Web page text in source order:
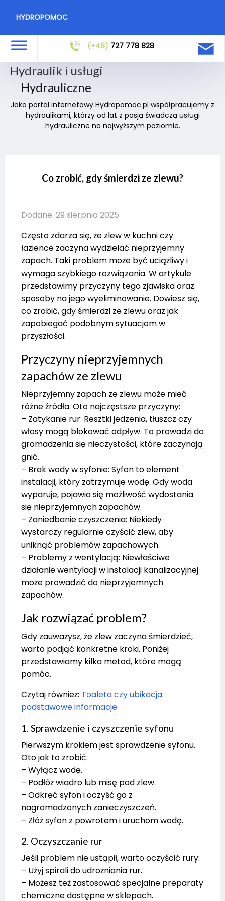
HYDROPOMOC
(+48) 727 778 828
Hydraulik i usługi
Hydrauliczne
Jako portal internetowy Hydropomoc.pl współpracujemy z
hydraulikami, którzy od lat z pasją świadczą usługi
hydrauliczne na najwyższym poziomie.
Co zrobić, gdy śmierdzi ze zlewu?
Dodane: 29 sierpnia 2025
Często zdarza się, że zlew w kuchni czy
łazience zaczyna wydzielać nieprzyjemny
zapach. Taki problem może być uciążliwy i
wymaga szybkiego rozwiązania. W artykule
przedstawimy przyczyny tego zjawiska oraz
sposoby na jego wyeliminowanie. Dowiesz się,
co zrobić, gdy śmierdzi ze zlewu oraz jak
zapobiegać podobnym sytuacjom w
przyszłości.
Przyczyny nieprzyjemnych
zapachów ze zlewu
Nieprzyjemny zapach ze zlewu może mieć
różne źródła. Oto najczęstsze przyczyny:
– Zatykanie rur: Resztki jedzenia, tłuszcz czy
włosy mogą blokować odpływ. To prowadzi do
gromadzenia się nieczystości, które zaczynają
gnić.
– Brak wody w syfonie: Syfon to element
instalacji, który zatrzymuje wodę. Gdy woda
wyparuje, pojawia się możliwość wydostania
się nieprzyjemnych zapachów.
– Zaniedbanie czyszczenia: Niekiedy
wystarczy regularnie czyścić zlew, aby
uniknąć problemów zapachowych.
– Problemy z wentylacją: Niewłaściwe
działanie wentylacji w instalacji kanalizacyjnej
może prowadzić do nieprzyjemnych
zapachów.
Jak rozwiązać problem?
Gdy zauważysz, że zlew zaczyna śmierdzieć,
warto podjąć konkretne kroki. Poniżej
przedstawiamy kilka metod, które mogą
pomóc.
Czytaj również: Toaleta czy ubikacja:
podstawowe informacje
1. Sprawdzenie i czyszczenie syfonu
Pierwszym krokiem jest sprawdzenie syfonu.
Oto jak to zrobić:
– Wyłącz wodę.
– Podłóż wiadro lub misę pod zlew.
– Odkręć syfon i oczyść go z
nagromadzonych zanieczyszczeń.
– Złóż syfon z powrotem i uruchom wodę.
2. Oczyszczanie rur
Jeśli problem nie ustąpił, warto oczyścić rury:
– Użyj spirali do udrożniania rur.
– Możesz też zastosować specjalne preparaty
chemiczne dostępne w sklepach.